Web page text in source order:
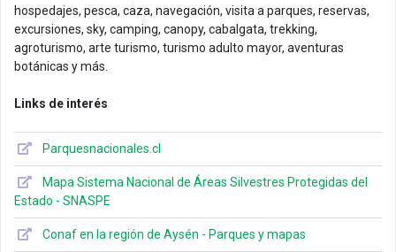
hospedajes, pesca, caza, navegación, visita a parques, reservas,
excursiones, sky, camping, canopy, cabalgata, trekking,
agroturismo, arte turismo, turismo adulto mayor, aventuras
botánicas y más.
Links de interés
Parquesnacionales.cl
Mapa Sistema Nacional de Áreas Silvestres Protegidas del
Estado - SNASPE
Conaf en la región de Aysén - Parques y mapas